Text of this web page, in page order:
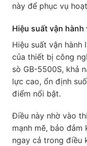
này để phục vụ
Hiệu suất vận
Hiệu suất vận
của thiết bị công
sò GB-5500S, khả
lực cao, ổn định
điểm nổi bật.
Điều này nhờ vào
mạnh mẽ, bảo
ngay cả trong điều